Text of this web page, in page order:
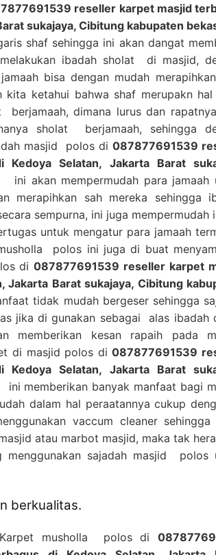
reseller karpet masjid
sukajaya, Cibitung kabupaten
shaf sehingga ini akan dangat
ibadah sholat di masjid,
bisa dengan mudah
kita ketahui bahwa shaf merupakn hal
berjamaah, dimana lurus dan
sholat berjamaah, sehingga
masjid polos di 087877691539
Selatan, Jakarta Barat
ini akan mempermudah para jamaah
merapihkan sah mereka sehingga
sempurna, ini juga mempermudah
untuk mengatur para jamaah
polos ini juga di buat
di087877691539 reseller karpet
Jakarta Barat sukajaya, Cibitung
tidak mudah bergeser sehingga
jika di gunakan sebagai alas ibadah
memberikan kesan rapaih pada
di masjid polos di087877691539
Selatan, Jakarta Barat
memberikan banyak manfaat bagi
dalam hal peraatannya cukup
vaccum cleaner
atau marbot masjid, maka tak
menggunakan sajadah masjid polos
berkualitas.
musholla polos di